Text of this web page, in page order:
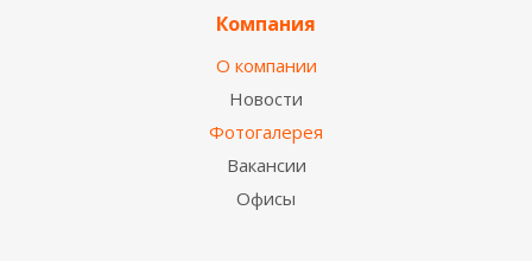
Компания
О компании
Новости
Фотогалерея
Вакансии
Офисы